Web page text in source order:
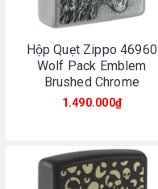
Hộp Quẹt Zippo 46960
Wolf Pack Emblem
Brushed Chrome
1.490.000₫